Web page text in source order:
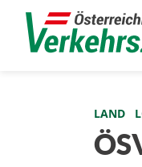
LAND